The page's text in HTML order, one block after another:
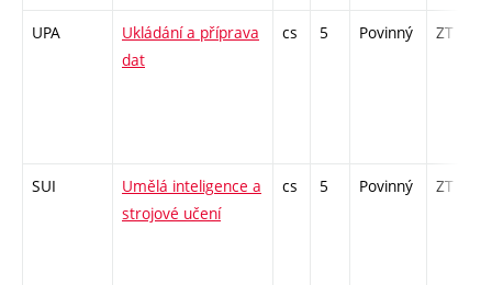
UPA
Ukládání a příprava
dat
cs 5 Povinný ZT
SUI
Umělá inteligence a
strojové učení
cs 5 Povinný ZT